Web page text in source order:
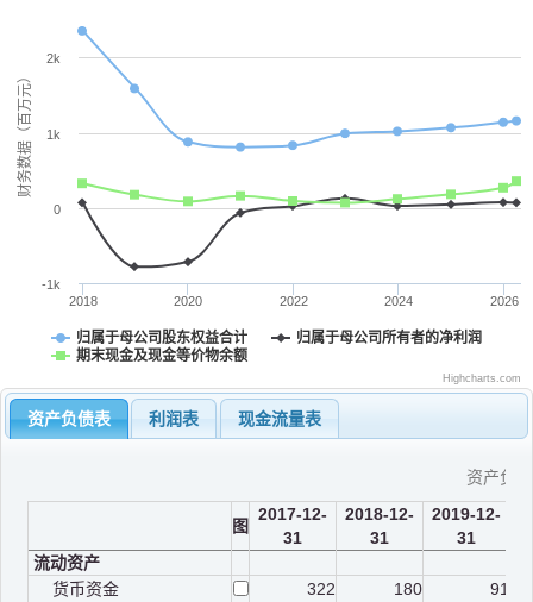
财务数据（百万元）
归属于母公司股东权益合计
归属于母公司所有者的净利润
期末现金及现金等价物余额
2018 2020 2022 2024 2026
-1k
0
1k
2k
Highcharts.com
资产负债表 利润表 现金流量表
资产负
图
2017-12-
31
2018-12-
31
2019-12-
31
流动资产
货币资金
322 180
91